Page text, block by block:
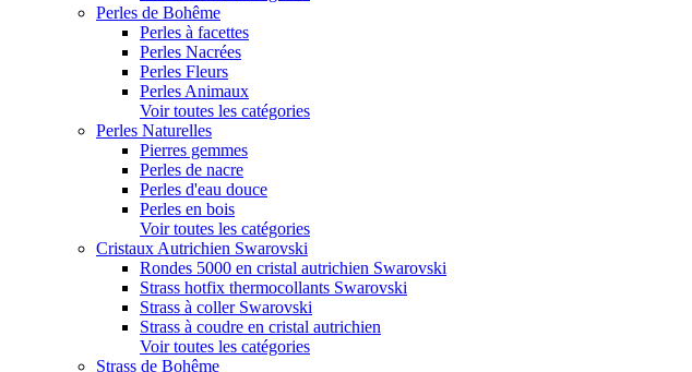
Perles de Bohême
Perles à facettes
Perles Nacrées
Perles Fleurs
Perles Animaux
Voir toutes les catégories
Perles Naturelles
Pierres gemmes
Perles de nacre
Perles d'eau douce
Perles en bois
Voir toutes les catégories
Cristaux Autrichien Swarovski
Rondes 5000 en cristal autrichien Swarovski
Strass hotfix thermocollants Swarovski
Strass à coller Swarovski
Strass à coudre en cristal autrichien
Voir toutes les catégories
Strass de Bohême